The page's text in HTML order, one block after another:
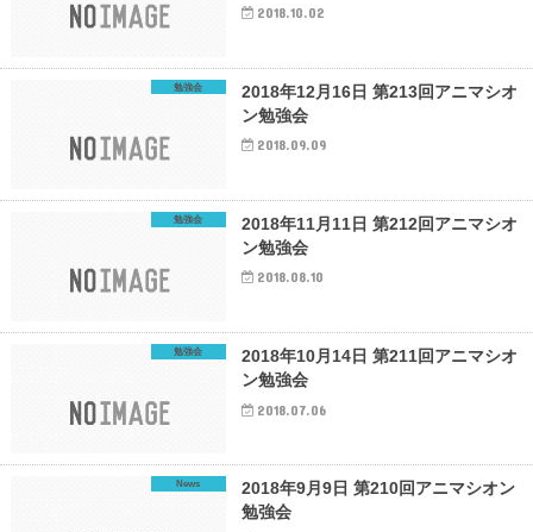
2018.10.02
勉強会
2018年12月16日 第213回アニマシオ
ン勉強会
2018.09.09
勉強会
2018年11月11日 第212回アニマシオ
ン勉強会
2018.08.10
勉強会
2018年10月14日 第211回アニマシオ
ン勉強会
2018.07.06
News
2018年9月9日 第210回アニマシオン
勉強会